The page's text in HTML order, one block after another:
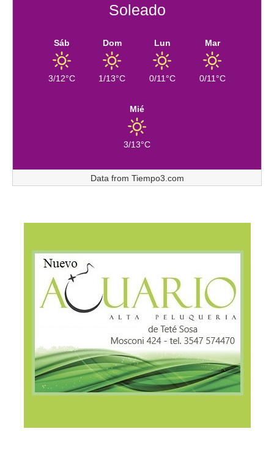
Soleado
Sáb
3/12°C
Dom
1/13°C
Lun
0/11°C
Mar
0/11°C
Mié
3/13°C
Data from Tiempo3.com